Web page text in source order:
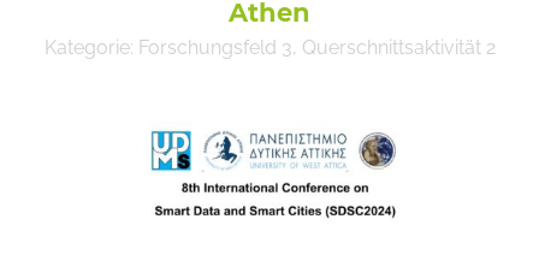
Athen
Kategorie: Forschungsfeld 3, Querschnittsaktivität 2